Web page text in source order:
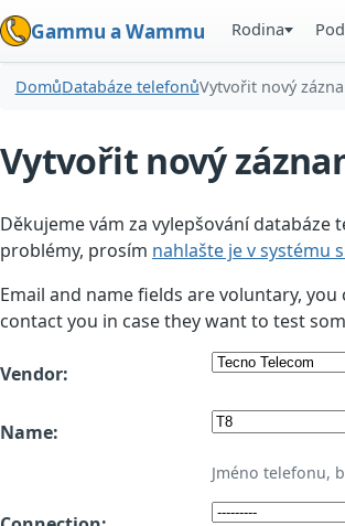
Gammu a Wammu Rodina
DomůDatabáze telefonůVytvořit nový
Vytvořit nový
Děkujeme vám za vylepšování databáze
problémy, prosím nahlašte je v systému
Email and name fields are voluntary,
contact you in case they want to test
Vendor:
Name:
Jméno telefonu,